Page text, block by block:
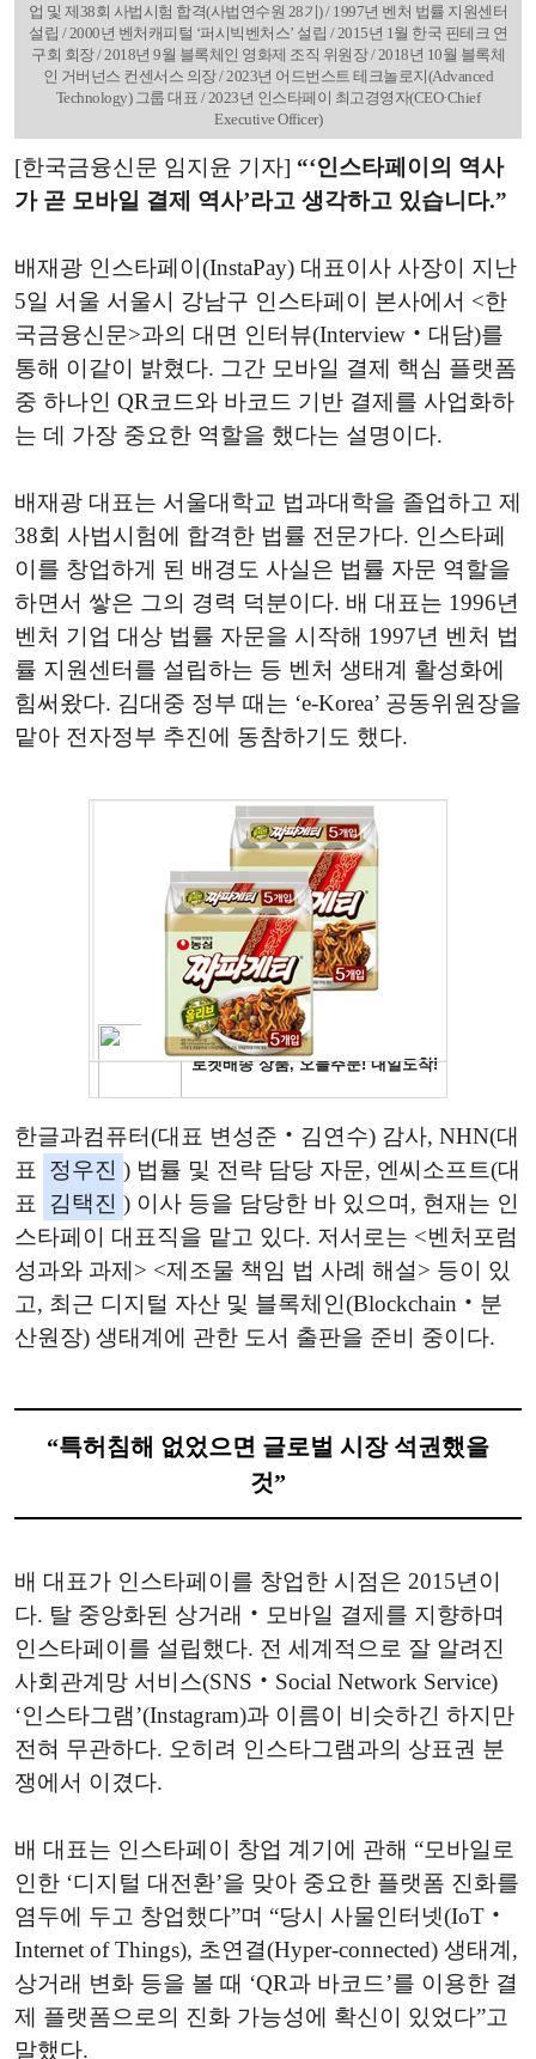
업 및 제38회 사법시험 합격(사법연수원 28기) / 1997년 벤처 법률 지원센터
설립 / 2000년 벤처캐피털 ‘퍼시빅벤처스’ 설립 / 2015년 1월 한국 핀테크 연
구회 회장 / 2018년 9월 블록체인 영화제 조직 위원장 / 2018년 10월 블록체
인 거버넌스 컨센서스 의장 / 2023년 어드번스트 테크놀로지(Advanced
Technology) 그룹 대표 / 2023년 인스타페이 최고경영자(CEO·Chief
Executive Officer)
[한국금융신문 임지윤 기자] “‘인스타페이의 역사
가 곧 모바일 결제 역사’라고 생각하고 있습니다.”
배재광 인스타페이(InstaPay) 대표이사 사장이 지난
5일 서울 서울시 강남구 인스타페이 본사에서 <한
국금융신문>과의 대면 인터뷰(Interview‧대담)를
통해 이같이 밝혔다. 그간 모바일 결제 핵심 플랫폼
중 하나인 QR코드와 바코드 기반 결제를 사업화하
는 데 가장 중요한 역할을 했다는 설명이다.
배재광 대표는 서울대학교 법과대학을 졸업하고 제
38회 사법시험에 합격한 법률 전문가다. 인스타페
이를 창업하게 된 배경도 사실은 법률 자문 역할을
하면서 쌓은 그의 경력 덕분이다. 배 대표는 1996년
벤처 기업 대상 법률 자문을 시작해 1997년 벤처 법
률 지원센터를 설립하는 등 벤처 생태계 활성화에
힘써왔다. 김대중 정부 때는 ‘e-Korea’ 공동위원장을
맡아 전자정부 추진에 동참하기도 했다.
한글과컴퓨터(대표 변성준‧김연수) 감사, NHN(대
표
정우진 ) 법률 및 전략 담당 자문, 엔씨소프트(대
표
김택진 ) 이사 등을 담당한 바 있으며, 현재는 인
스타페이 대표직을 맡고 있다. 저서로는 <벤처포럼
성과와 과제> <제조물 책임 법 사례 해설> 등이 있
고, 최근 디지털 자산 및 블록체인(Blockchain‧분
산원장) 생태계에 관한 도서 출판을 준비 중이다.
“특허침해 없었으면 글로벌 시장 석권했을
것”
배 대표가 인스타페이를 창업한 시점은 2015년이
다. 탈 중앙화된 상거래‧모바일 결제를 지향하며
인스타페이를 설립했다. 전 세계적으로 잘 알려진
사회관계망 서비스(SNS‧Social Network Service)
‘인스타그램’(Instagram)과 이름이 비슷하긴 하지만
전혀 무관하다. 오히려 인스타그램과의 상표권 분
쟁에서 이겼다.
배 대표는 인스타페이 창업 계기에 관해 “모바일로
인한 ‘디지털 대전환’을 맞아 중요한 플랫폼 진화를
염두에 두고 창업했다”며 “당시 사물인터넷(IoT‧
Internet of Things), 초연결(Hyper-connected) 생태계,
상거래 변화 등을 볼 때 ‘QR과 바코드’를 이용한 결
제 플랫폼으로의 진화 가능성에 확신이 있었다”고
말했다.